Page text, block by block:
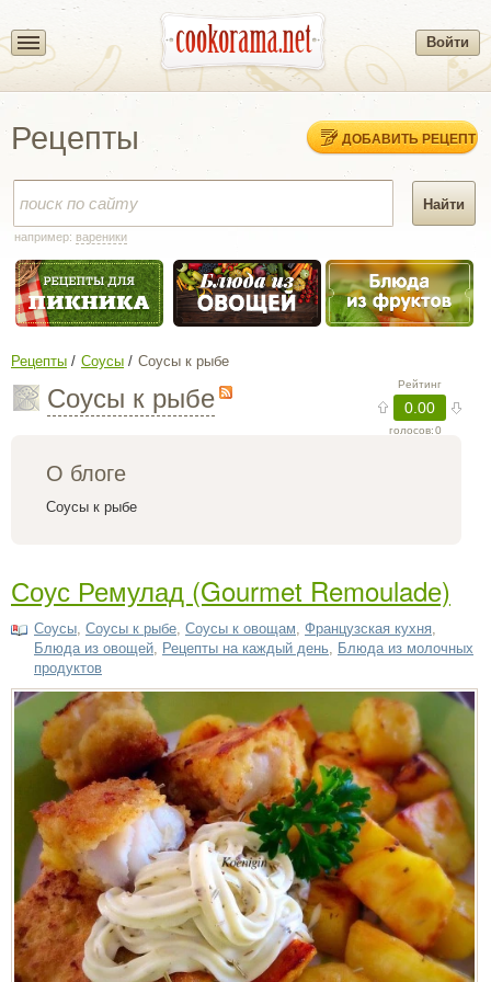
Войти
Рецепты ДОБАВИТЬ РЕЦЕПТ
например: вареники
Рецепты Соусы Соусы к рыбе
Рейтинг
0.00
голосов: 0
Соусы к рыбе
О блоге
Соусы к рыбе
Соус Ремулад (Gourmet Remouladе)
Соусы Соусы к рыбе Соусы к овощам Французская кухня
Блюда из овощей Рецепты на каждый день
Блюда из молочных
продуктов